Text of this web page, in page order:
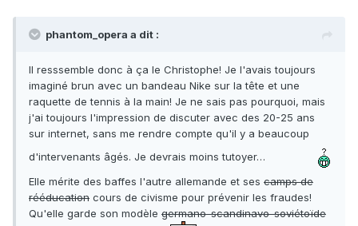
phantom_opera a dit :
Il resssemble donc à ça le Christophe! Je l'avais toujours
imaginé brun avec un bandeau Nike sur la tête et une
raquette de tennis à la main! Je ne sais pas pourquoi, mais
j'ai toujours l'impression de discuter avec des 20-25 ans
sur internet, sans me rendre compte qu'il y a beaucoup
d'intervenants âgés. Je devrais moins tutoyer…
Elle mérite des baffes l'autre allemande et ses camps de
rééducation cours de civisme pour prévenir les fraudes!
Qu'elle garde son modèle germano-scandinavo-soviétoïde